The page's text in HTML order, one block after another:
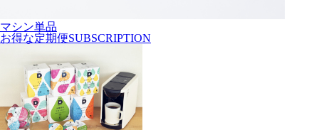
マシン単品
お得な定期便SUBSCRIPTION